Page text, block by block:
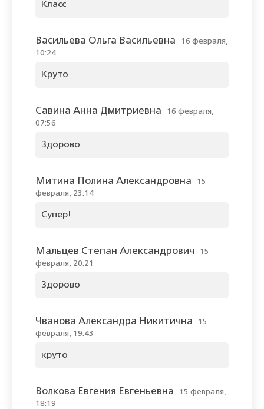
Класс
Васильева Ольга Васильевна
16 февраля,
10:24
Круто
Савина Анна Дмитриевна
16 февраля,
07:56
Здорово
Митина Полина Александровна
15
февраля, 23:14
Супер!
Мальцев Степан Александрович
15
февраля, 20:21
Здорово
Чванова Александра Никитична
15
февраля, 19:43
круто
Волкова Евгения Евгеньевна
15 февраля,
18:19